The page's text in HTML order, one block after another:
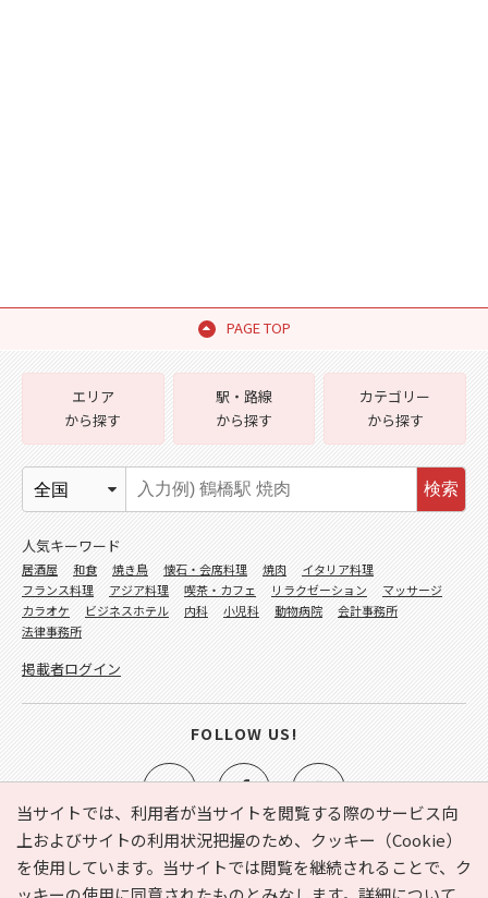
PAGE TOP
当サイトでは、利用者が当サイトを閲覧する際のサービス向
上およびサイトの利用状況把握のため、クッキー（Cookie）
を使用しています。当サイトでは閲覧を継続されることで、ク
e-NAVITA（イーナビタ）とは？ お気に入り
ヘルプ
エリア
から探す
駅・路線
から探す
カテゴリー
から探す
検索
人気キーワード
居酒屋 和食 焼き鳥 懐石・会席料理 焼肉
イタリア料理
フランス料理
アジア料理 喫茶・カフェ リラクゼーション
マッサージ
カラオケ
ビジネスホテル 内科 小児科 動物病院
会計事務所
法律事務所
掲載者ログイン
FOLLOW US!